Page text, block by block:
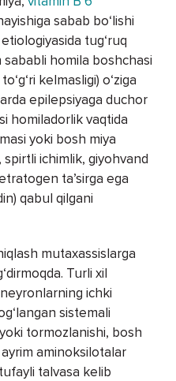
sabab bo‘lishi
tug‘ruq
sababli homila boshchasi
kelmasligi) o‘ziga
epilepsiyaga duchor
homiladorlik vaqtida
yoki bosh miya
ichimlik, giyohvand
ta’sirga ega
qabul qilgani
mutaxassislarga
Turli xil
ichki
sistemali
tormozlanishi, bosh
aminoksilotalar
talvasa kelib